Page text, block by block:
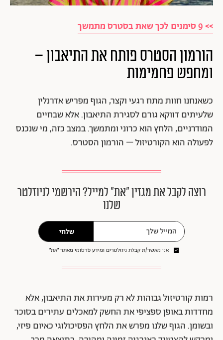
>> 9 סימנים לכך שאת בסטרס מתמשך
הורמון הסטרס פותח את התיאבון –
ומחפש פחמימות
כשאנחנו חוות מתח רגעי וקצר, הגוף מפריש אדרנלין
שלעיתים דווקא גורם לסגירת התיאבון. אלא שבחיים
המודרניים, הלחץ הוא כרוני ומתמשך. במצב כזה, מי שנכנס
לפעולה הוא הקורטיזול – הורמון הסטרס.
רוצה לקבל את מגזין ״את״ למייל? הירשמי לניוזלטר
שלנו
שלחי
אני מאשר/ת קבלת ניוזלטרים ומידע פרסומי מאתר ״את״
רמות קורטיזול גבוהות לא רק מעירות את התיאבון, אלא
מחדדות באופן ספציפי את החשק למאכלים עתירים בסוכר
ובשומן. הגוף שלנו מפרש את הלחץ הפסיכולוגי כאיום פיזי,